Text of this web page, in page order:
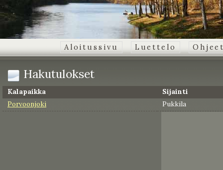
Aloitussivu Luettelo
Hakutulokset
Kalapaikka
Sijainti
Porvoonjoki
Pukkila